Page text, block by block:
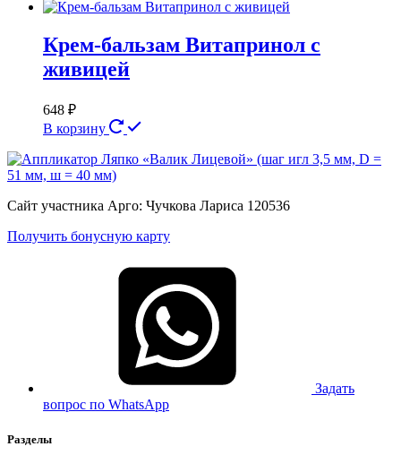
Крем-бальзам Витапринол с
живицей
648 ₽
В корзину
Сайт участника Арго: Чучкова Лариса 120536
Получить бонусную карту
Задать
вопрос по WhatsApp
Разделы